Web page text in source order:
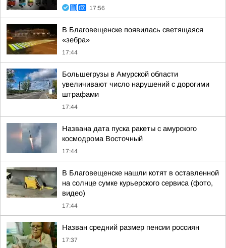
17:56
В Благовещенске появилась светящаяся
«зебра»
17:44
Большегрузы в Амурской области
увеличивают число нарушений с дорогими
штрафами
17:44
Названа дата пуска ракеты с амурского
космодрома Восточный
17:44
В Благовещенске нашли котят в оставленной
на солнце сумке курьерского сервиса (фото,
видео)
17:44
Назван средний размер пенсии россиян
17:37